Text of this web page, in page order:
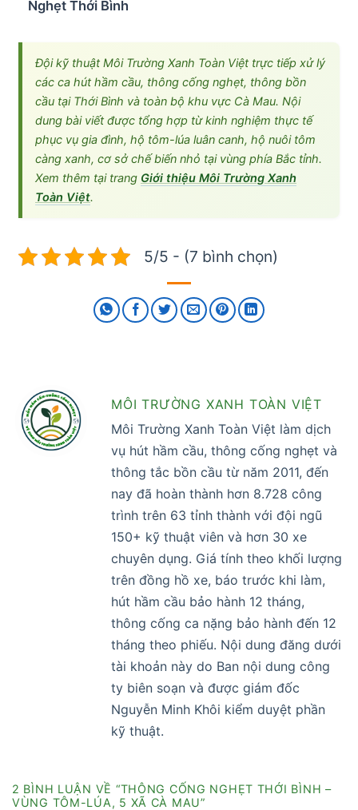
Nghẹt Thới Bình
Đội kỹ thuật Môi Trường Xanh Toàn Việt trực tiếp xử lý
các ca hút hầm cầu, thông cống nghẹt, thông bồn
cầu tại Thới Bình và toàn bộ khu vực Cà Mau. Nội
dung bài viết được tổng hợp từ kinh nghiệm thực tế
phục vụ gia đình, hộ tôm-lúa luân canh, hộ nuôi tôm
càng xanh, cơ sở chế biến nhỏ tại vùng phía Bắc tỉnh.
Xem thêm tại trang Giới thiệu Môi Trường Xanh
Toàn Việt.
5/5 - (7 bình chọn)
MÔI TRƯỜNG XANH TOÀN VIỆT
Môi Trường Xanh Toàn Việt làm dịch
vụ hút hầm cầu, thông cống nghẹt và
thông tắc bồn cầu từ năm 2011, đến
nay đã hoàn thành hơn 8.728 công
trình trên 63 tỉnh thành với đội ngũ
150+ kỹ thuật viên và hơn 30 xe
chuyên dụng. Giá tính theo khối lượng
trên đồng hồ xe, báo trước khi làm,
hút hầm cầu bảo hành 12 tháng,
thông cống ca nặng bảo hành đến 12
tháng theo phiếu. Nội dung đăng dưới
tài khoản này do Ban nội dung công
ty biên soạn và được giám đốc
Nguyễn Minh Khôi kiểm duyệt phần
kỹ thuật.
2 BÌNH LUẬN VỀ “THÔNG CỐNG NGHẸT THỚI BÌNH –
VÙNG TÔM-LÚA, 5 XÃ CÀ MAU”